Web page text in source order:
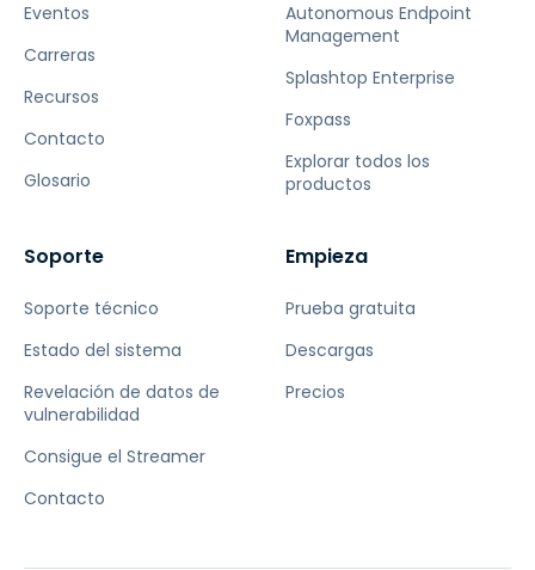
Eventos
Carreras
Recursos
Contacto
Glosario
Autonomous Endpoint
Management
Splashtop Enterprise
Foxpass
Explorar todos los
productos
Soporte
Soporte técnico
Estado del sistema
Revelación de datos de
vulnerabilidad
Consigue el Streamer
Contacto
Empieza
Prueba gratuita
Descargas
Precios